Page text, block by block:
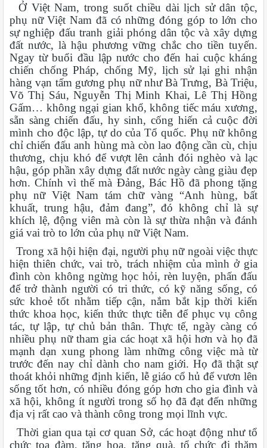
Ở Việt Nam, trong suốt chiều dài lịch sử dân tộc,
phụ nữ Việt Nam đã có những đóng góp to lớn cho
sự nghiệp đấu tranh giải phóng dân tộc và xây dựng
đất nước, là hậu phương vững chắc cho tiền tuyến.
Ngay từ buổi đầu lập nước cho đến hai cuộc kháng
chiến chống Pháp, chống Mỹ, lịch sử lại ghi nhận
hàng vạn tấm gương phụ nữ như Bà Trưng, Bà Triệu,
Võ Thị Sáu, Nguyễn Thị Minh Khai, Lê Thị Hồng
Gấm… không ngại gian khổ, không tiếc máu xương,
sẵn sàng chiến đấu, hy sinh, cống hiến cả cuộc đời
mình cho độc lập, tự do của Tổ quốc. Phụ nữ không
chỉ chiến đấu anh hùng mà còn lao động cần cù, chịu
thương, chịu khó để vượt lên cảnh đói nghèo và lạc
hậu, góp phần xây dựng đất nước ngày càng giàu đẹp
hơn. Chính vì thế mà Đảng, Bác Hồ đã phong tặng
phụ nữ Việt Nam tám chữ vàng “Anh hùng, bất
khuất, trung hậu, đảm đang”, đó không chỉ là sự
khích lệ, động viên mà còn là sự thừa nhận và đánh
giá vai trò to lớn của phụ nữ Việt Nam.
Trong xã hội hiện đại, người phụ nữ ngoài việc thực
hiện thiên chức, vai trò, trách nhiệm của mình ở gia
đình còn không ngừng học hỏi, rèn luyện, phấn đấu
để trở thành người có tri thức, có kỹ năng sống, có
sức khoẻ tốt nhằm tiếp cận, nắm bắt kịp thời kiến
thức khoa học, kiến thức thực tiễn để phục vụ công
tác, tự lập, tự chủ bản thân. Thực tế, ngày càng có
nhiều phụ nữ tham gia các hoạt xã hội hơn và họ đã
mạnh dạn xung phong làm những công việc mà từ
trước đến nay chỉ dành cho nam giới. Họ đã thật sự
thoát khỏi những định kiến, lễ giáo cổ hủ để vươn lên
sống tốt hơn, có nhiều đóng góp hơn cho gia đình và
xã hội, không ít người trong số họ đã đạt đến những
địa vị rất cao và thành công trong mọi lĩnh vực.
Thời gian qua tại cơ quan Sở, các hoạt động như tổ
chức tọa đàm, tặng hoa, tặng quà, tổ chức đi thăm